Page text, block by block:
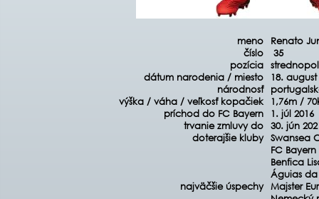
meno
Renato
číslo
35
pozícia
dátum narodenia / miesto
18.
národnosť
výška / váha / veľkosť kopačiek
1,76m /
príchod do FC Bayern
1. júl 2016
trvanie zmluvy do 30. jún
doterajšie kluby Swansea
FC Bayern
Benfica
Águias da
najväčšie úspechy Majster